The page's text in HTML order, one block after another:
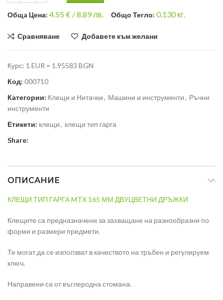
Общa Цена: 4.55€ /8.89 лв. Общо Тегло: 0.130кг.
Сравняване Добавете към желани
Курс: 1 EUR = 1.95583 BGN
Код: 000710
Категории: Клещи и Нитачки, Машини и инструменти, Ръчни
инструменти
Етикети: клещи, клещи тип гарга
Share:
ОПИСАНИЕ
КЛЕЩИ ТИП ГАРГА MTX 165 ММ ДВУЦВЕТНИ ДРЪЖКИ
Клещите са предназначени за захващане на разнообразни по
форми и размери предмети.
Те могат да се използват в качеството на тръбен и регулируем
ключ.
Направени са от въглеродна стомана.